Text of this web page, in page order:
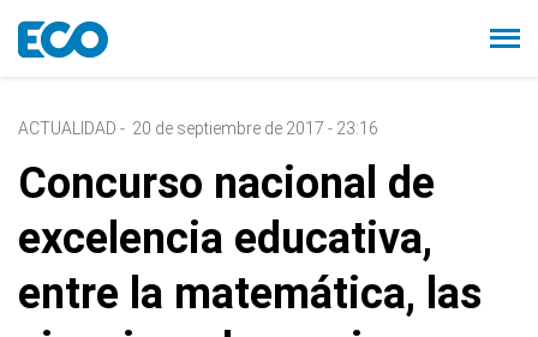
ACTUALIDAD - 20 de septiembre de 2017 - 23:16
Concurso nacional de
excelencia educativa,
entre la matemática, las